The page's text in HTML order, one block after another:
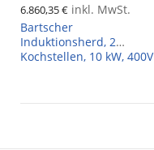
6.860,35 € inkl. MwSt.
Bartscher
Induktionsherd, 2
Kochstellen, 10 kW, 400V